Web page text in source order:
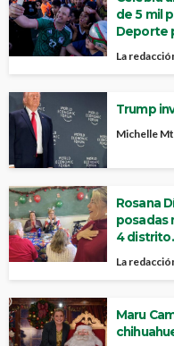
de 5 mil
Deporte
La
Trump
Michelle
Rosana
posadas
4 distrito.
La
Maru